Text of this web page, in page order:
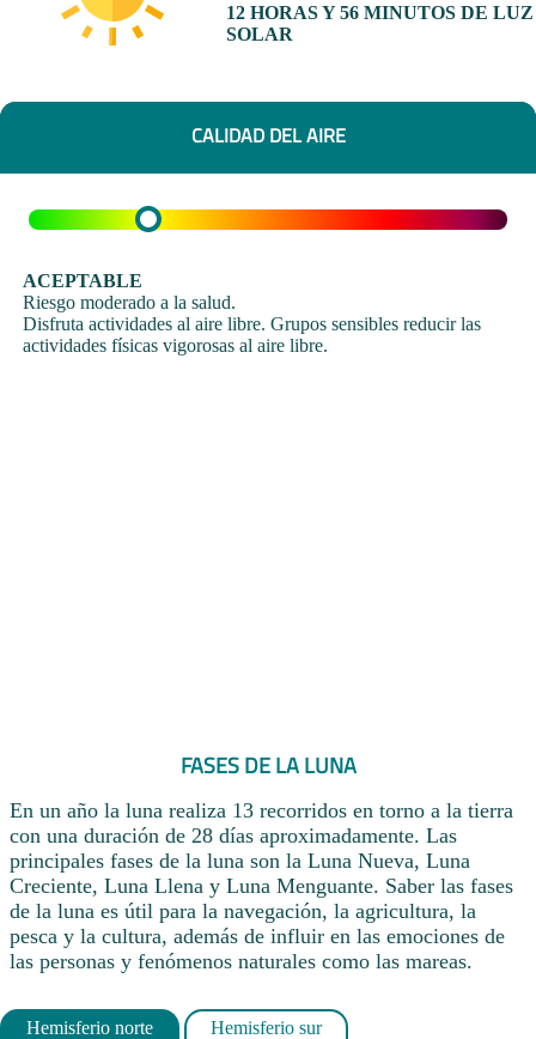
12 HORAS Y 56 MINUTOS DE LUZ
SOLAR
CALIDAD DEL AIRE
ACEPTABLE
Riesgo moderado a la salud.
Disfruta actividades al aire libre. Grupos sensibles reducir las
actividades físicas vigorosas al aire libre.
FASES DE LA LUNA
En un año la luna realiza 13 recorridos en torno a la tierra
con una duración de 28 días aproximadamente. Las
principales fases de la luna son la Luna Nueva, Luna
Creciente, Luna Llena y Luna Menguante. Saber las fases
de la luna es útil para la navegación, la agricultura, la
pesca y la cultura, además de influir en las emociones de
las personas y fenómenos naturales como las mareas.